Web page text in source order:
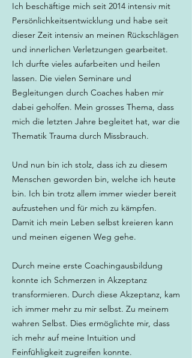
Ich beschäftige mich seit 2014 intensiv mit
Persönlichkeitsentwicklung und habe seit
dieser Zeit intensiv an meinen Rückschlägen
und innerlichen Verletzungen gearbeitet.
Ich durfte vieles aufarbeiten und heilen
lassen. Die vielen Seminare und
Begleitungen durch Coaches haben mir
dabei geholfen. Mein grosses Thema, dass
mich die letzten Jahre begleitet hat, war die
Thematik Trauma durch Missbrauch.
Und nun bin ich stolz, dass ich zu diesem
Menschen geworden bin, welche ich heute
bin. Ich bin trotz allem immer wieder bereit
aufzustehen und für mich zu kämpfen.
Damit ich mein Leben selbst kreieren kann
und meinen eigenen Weg gehe.
Durch meine erste Coachingausbildung
konnte ich Schmerzen in Akzeptanz
transformieren. Durch diese Akzeptanz, kam
ich immer mehr zu mir selbst. Zu meinem
wahren Selbst. Dies ermöglichte mir, dass
ich mehr auf meine Intuition und
Feinfühligkeit zugreifen konnte.